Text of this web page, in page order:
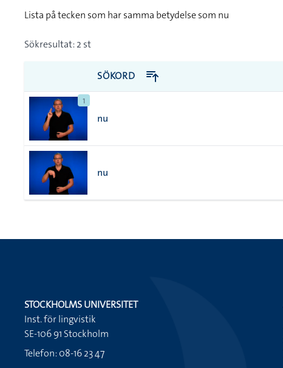
Lista på tecken som har samma betydelse som nu
Sökresultat: 2 st
SÖKORD
1
nu
nu
STOCKHOLMS UNIVERSITET
Inst. för lingvistik
SE-106 91 Stockholm
Telefon: 08-16 23 47